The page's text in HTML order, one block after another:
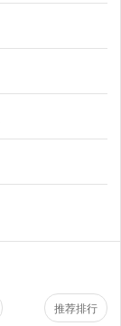
推荐排行